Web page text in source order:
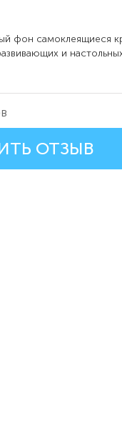
фон самоклеящиеся
и
ОТЗЫВ